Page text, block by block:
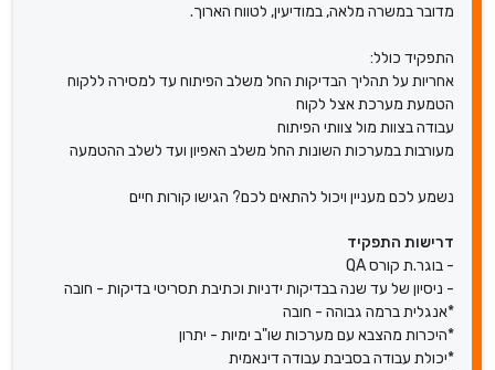
מדובר במשרה מלאה, במודיעין, לטווח הארוך.
התפקיד כולל:
אחריות על תהליך הבדיקות החל משלב הפיתוח עד למסירה ללקוח
הטמעת מערכת אצל לקוח
עבודה בצוות מול צוותי הפיתוח
מעורבות במערכות השונות החל משלב האפיון ועד לשלב ההטמעה
נשמע לכם מעניין ויכול להתאים לכם? הגישו קורות חיים
דרישות התפקיד
- בוגר.ת קורס QA
- ניסיון של עד שנה בבדיקות ידניות וכתיבת תסריטי בדיקות - חובה
*אנגלית ברמה גבוהה - חובה
*היכרות מהצבא עם מערכות שו"ב ימיות - יתרון
*יכולת עבודה בסביבת עבודה דינאמית